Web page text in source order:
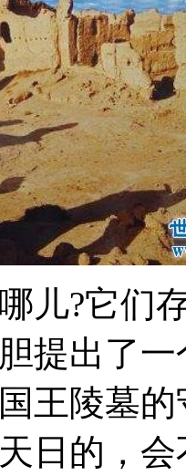
儿?它们
提出了
王陵墓
日的，